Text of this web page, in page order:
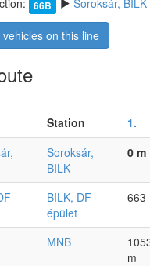
66B Soroksár, BILK
on this line
Station 1.
Soroksár,
BILK
0 m
BILK, DF
épület
663
MNB
m